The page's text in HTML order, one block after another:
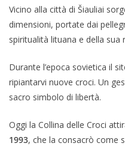
Vicino alla città di Šiauliai
dimensioni, portate dai
spiritualità lituana e della sua
Durante l’epoca sovietica il
ripiantarvi nuove croci. Un
sacro simbolo di libertà.
Oggi la Collina delle Croci
1993, che la consacrò come